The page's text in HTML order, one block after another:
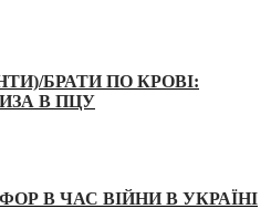
БРАТИ ПО КРОВІ:
В ПЦУ
В ЧАС ВІЙНИ В УКРАЇНІ